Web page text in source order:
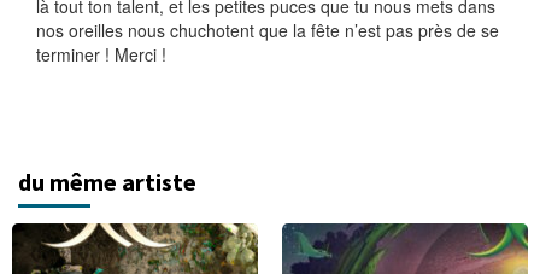
là tout ton talent, et les petites puces que tu nous mets dans
nos oreilles nous chuchotent que la fête n’est pas près de se
terminer ! Merci !
du même artiste